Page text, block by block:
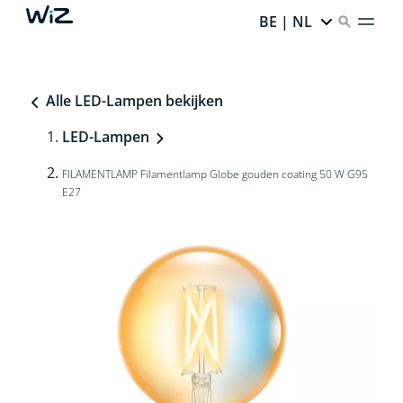
BE | NL
Alle LED-Lampen bekijken
LED-Lampen
FILAMENTLAMP Filamentlamp Globe gouden coating 50 W G95
E27